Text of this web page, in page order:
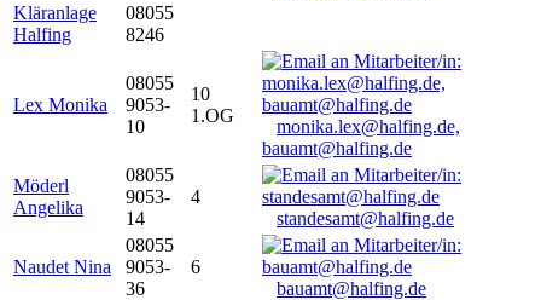
Kläranlage
Halfing
08055
8246
Lex Monika
08055
9053-
10
10
1.OG
monika.lex@halfing.de,
bauamt@halfing.de
Möderl
Angelika
08055
9053-
14
4
standesamt@halfing.de
Naudet Nina
08055
9053-
36
6
bauamt@halfing.de